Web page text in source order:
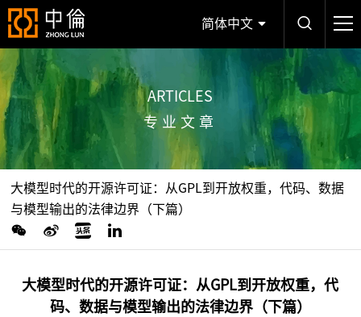
简体中文
ARTICLES
专业文章
大模型时代的开源许可证：从GPL到开放权重，代码、数据
与模型输出的法律边界（下篇）
大模型时代的开源许可证：从GPL到开放权重，代
码、数据与模型输出的法律边界（下篇）